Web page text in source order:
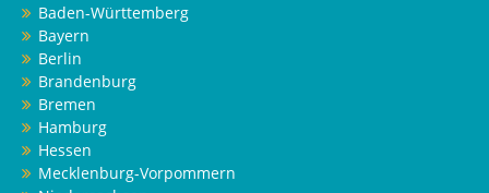
Baden-Württemberg
Bayern
Berlin
Brandenburg
Bremen
Hamburg
Hessen
Mecklenburg-Vorpommern